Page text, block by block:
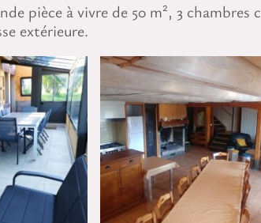
pièce à vivre de 50 m², 3
extérieure.